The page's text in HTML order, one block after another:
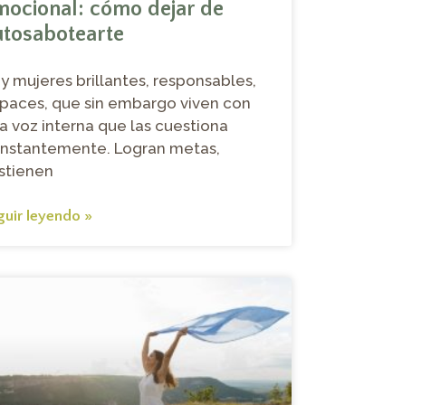
cómo dejar de
mujeres brillantes, responsables,
que sin embargo viven con
voz interna que las cuestiona
Logran metas,
leyendo »